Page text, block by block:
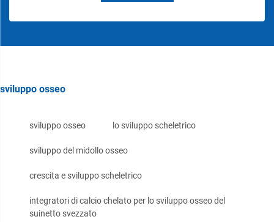
sviluppo osseo
sviluppo osseo lo sviluppo scheletrico
sviluppo del midollo osseo
crescita e sviluppo scheletrico
integratori di calcio chelato per lo sviluppo osseo del
suinetto svezzato